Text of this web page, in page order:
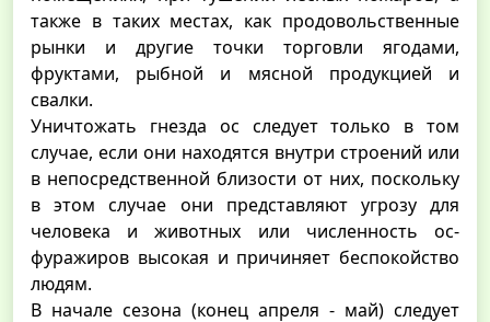
также в таких местах, как продовольственные
рынки и другие точки торговли ягодами,
фруктами, рыбной и мясной продукцией и
свалки.
Уничтожать гнезда ос следует только в том
случае, если они находятся внутри строений или
в непосредственной близости от них, поскольку
в этом случае они представляют угрозу для
человека и животных или численность ос-
фуражиров высокая и причиняет беспокойство
людям.
В начале сезона (конец апреля - май) следует